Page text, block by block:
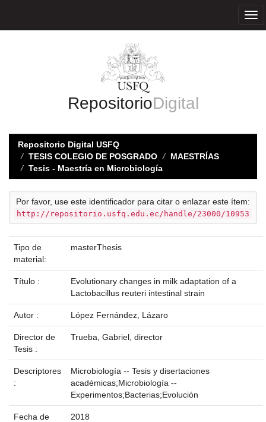
RepositorioDigital
Repositorio Digital USFQ
TESIS COLEGIO DE POSGRADO
MAESTRÍAS
Tesis - Maestría en Microbiología
Por favor, use este identificador para citar o enlazar este ítem:
http://repositorio.usfq.edu.ec/handle/23000/10953
Tipo de
material:
masterThesis
Título :
Evolutionary changes in milk adaptation of a
Lactobacillus reuteri intestinal strain
Autor : López Fernández, Lázaro
Director de
Tesis :
Trueba, Gabriel, director
Descriptores
:
Microbiología -- Tesis y disertaciones
académicas;Microbiología --
Experimentos;Bacterias;Evolución
Fecha de
2018